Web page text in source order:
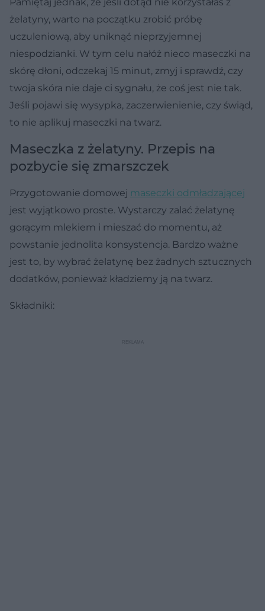
żelatyny, warto na początku zrobić próbę
uczuleniową, aby uniknąć nieprzyjemnej
niespodzianki. W tym celu nałóż nieco maseczki na
skórę dłoni, odczekaj 15 minut, zmyj i sprawdź, czy
twoja skóra nie daje ci sygnału, że coś jest nie tak.
Jeśli pojawi się wysypka, zaczerwienienie, czy świąd,
to nie aplikuj maseczki na twarz.
Maseczka z żelatyny. Przepis na
pozbycie się zmarszczek
Przygotowanie domowej maseczki odmładzającej
jest wyjątkowo proste. Wystarczy zalać żelatynę
gorącym mlekiem i mieszać do momentu, aż
powstanie jednolita konsystencja. Bardzo ważne
jest to, by wybrać żelatynę bez żadnych sztucznych
dodatków, ponieważ kładziemy ją na twarz.
Składniki: